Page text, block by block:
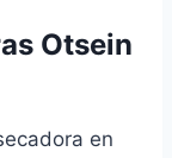
Otsein
en